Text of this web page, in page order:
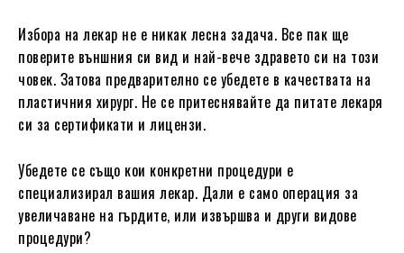
Избора на лекар не е никак лесна задача. Все пак ще
поверите външния си вид и най-вече здравето си на този
човек. Затова предварително се убедете в качествата на
пластичния хирург. Не се притеснявайте да питате лекаря
си за сертификати и лицензи.
Убедете се също кои конкретни процедури е
специализирал вашия лекар. Дали е само операция за
увеличаване на гърдите, или извършва и други видове
процедури?